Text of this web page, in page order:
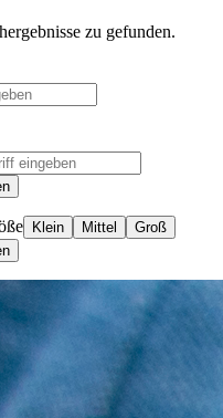
zu gefunden.
Klein Mittel
Groß